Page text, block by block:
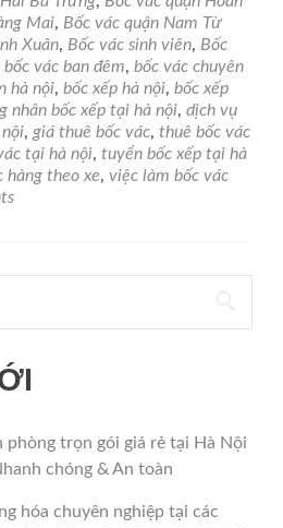
Mai, Bốc vác quận Nam Từ
Xuân, Bốc vác sinh viên, Bốc
bốc vác ban đêm, bốc vác chuyên
hà nội, bốc xếp hà nội, bốc xếp
nhân bốc xếp tại hà nội, dịch vụ
, giá thuê bốc vác, thuê bốc vác
tại hà nội, tuyển bốc xếp tại hà
hàng theo xe, việc làm bốc vác
phòng trọn gói giá rẻ tại Hà Nội
chóng & An toàn
hóa chuyên nghiệp tại các